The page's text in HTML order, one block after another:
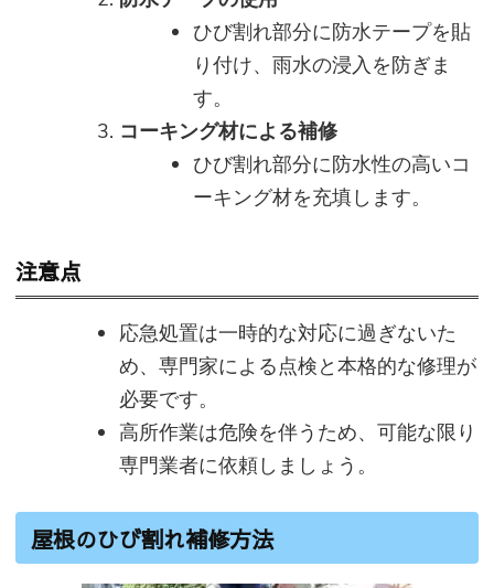
ひび割れ部分に防水テープを貼
り付け、雨水の浸入を防ぎま
す。
コーキング材による補修
ひび割れ部分に防水性の高いコ
ーキング材を充填します。
注意点
応急処置は一時的な対応に過ぎないた
め、専門家による点検と本格的な修理が
必要です。
高所作業は危険を伴うため、可能な限り
専門業者に依頼しましょう。
屋根のひび割れ補修方法